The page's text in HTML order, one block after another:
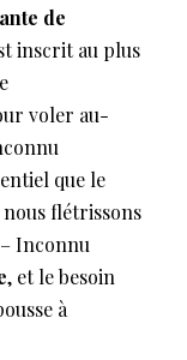
de
inscrit au plus
voler au-
que le
flétrissons
Inconnu
, et le besoin
à